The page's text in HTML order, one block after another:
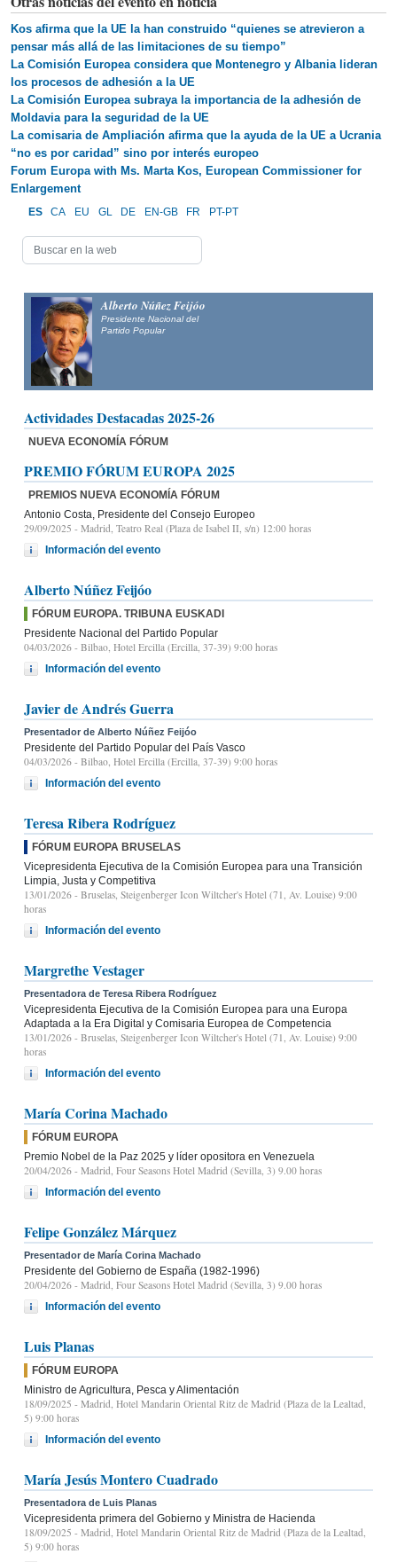
Kos afirma que la UE la han construido “quienes se atrevieron a
pensar más allá de las limitaciones de su tiempo”
La Comisión Europea considera que Montenegro y Albania lideran
los procesos de adhesión a la UE
La Comisión Europea subraya la importancia de la adhesión de
Moldavia para la seguridad de la UE
La comisaria de Ampliación afirma que la ayuda de la UE a Ucrania
“no es por caridad” sino por interés europeo
Forum Europa with Ms. Marta Kos, European Commissioner for
Enlargement
ES CA EU GL DE EN-GB FR PT-PT
Alberto Núñez Feijóo
Presidente Nacional del
Partido Popular
Actividades Destacadas 2025-26
NUEVA ECONOMÍA FÓRUM
PREMIO FÓRUM EUROPA 2025
PREMIOS NUEVA ECONOMÍA FÓRUM
Antonio Costa, Presidente del Consejo Europeo
29/09/2025 - Madrid, Teatro Real (Plaza de Isabel II, s/n) 12:00 horas
Información del evento
Alberto Núñez Feijóo
FÓRUM EUROPA. TRIBUNA EUSKADI
Presidente Nacional del Partido Popular
04/03/2026 - Bilbao, Hotel Ercilla (Ercilla, 37-39) 9:00 horas
Información del evento
Javier de Andrés Guerra
Presentador de Alberto Núñez Feijóo
Presidente del Partido Popular del País Vasco
04/03/2026 - Bilbao, Hotel Ercilla (Ercilla, 37-39) 9:00 horas
Información del evento
Teresa Ribera Rodríguez
FÓRUM EUROPA BRUSELAS
Vicepresidenta Ejecutiva de la Comisión Europea para una Transición
Limpia, Justa y Competitiva
13/01/2026 - Bruselas, Steigenberger Icon Wiltcher's Hotel (71, Av. Louise) 9:00
horas
Información del evento
Margrethe Vestager
Presentadora de Teresa Ribera Rodríguez
Vicepresidenta Ejecutiva de la Comisión Europea para una Europa
Adaptada a la Era Digital y Comisaria Europea de Competencia
13/01/2026 - Bruselas, Steigenberger Icon Wiltcher's Hotel (71, Av. Louise) 9:00
horas
Información del evento
María Corina Machado
FÓRUM EUROPA
Premio Nobel de la Paz 2025 y líder opositora en Venezuela
20/04/2026 - Madrid, Four Seasons Hotel Madrid (Sevilla, 3) 9.00 horas
Información del evento
Felipe González Márquez
Presentador de María Corina Machado
Presidente del Gobierno de España (1982-1996)
20/04/2026 - Madrid, Four Seasons Hotel Madrid (Sevilla, 3) 9.00 horas
Información del evento
Luis Planas
FÓRUM EUROPA
Ministro de Agricultura, Pesca y Alimentación
18/09/2025 - Madrid, Hotel Mandarin Oriental Ritz de Madrid (Plaza de la Lealtad,
5) 9:00 horas
Información del evento
María Jesús Montero Cuadrado
Presentadora de Luis Planas
Vicepresidenta primera del Gobierno y Ministra de Hacienda
18/09/2025 - Madrid, Hotel Mandarin Oriental Ritz de Madrid (Plaza de la Lealtad,
5) 9:00 horas